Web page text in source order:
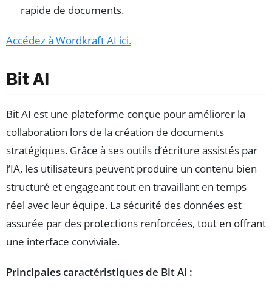
rapide de documents.
Accédez à Wordkraft AI ici.
Bit AI
Bit AI est une plateforme conçue pour améliorer la
collaboration lors de la création de documents
stratégiques. Grâce à ses outils d’écriture assistés par
l’IA, les utilisateurs peuvent produire un contenu bien
structuré et engageant tout en travaillant en temps
réel avec leur équipe. La sécurité des données est
assurée par des protections renforcées, tout en offrant
une interface conviviale.
Principales caractéristiques de Bit AI :